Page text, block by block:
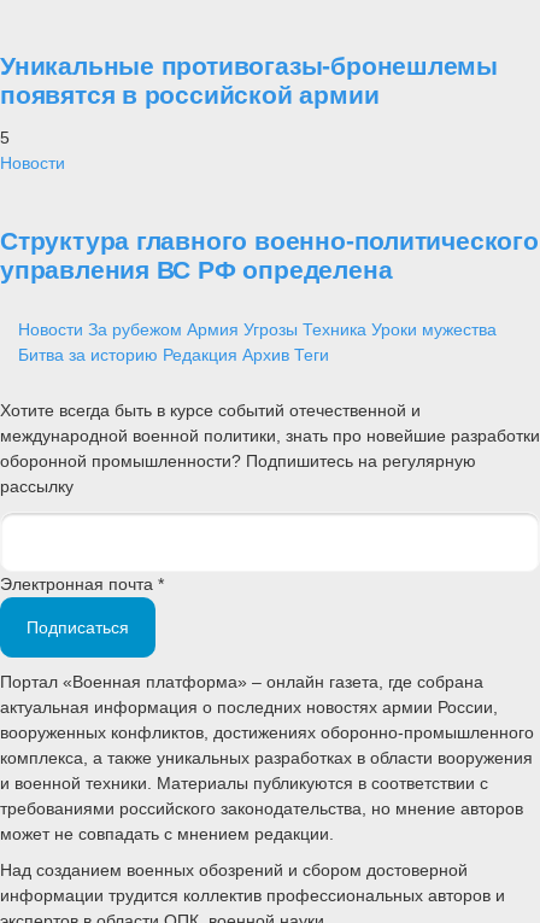
Уникальные противогазы-бронешлемы
появятся в российской армии
5
Новости
Структура главного военно-политического
управления ВС РФ определена
Новости За рубежом Армия Угрозы Техника Уроки мужества
Битва за историю Редакция Архив Теги
Хотите всегда быть в курсе событий отечественной и
международной военной политики, знать про новейшие разработки
оборонной промышленности? Подпишитесь на регулярную
рассылку
Электронная почта *
Подписаться
Портал «Военная платформа» – онлайн газета, где собрана
актуальная информация о последних новостях армии России,
вооруженных конфликтов, достижениях оборонно-промышленного
комплекса, а также уникальных разработках в области вооружения
и военной техники. Материалы публикуются в соответствии с
требованиями российского законодательства, но мнение авторов
может не совпадать с мнением редакции.
Над созданием военных обозрений и сбором достоверной
информации трудится коллектив профессиональных авторов и